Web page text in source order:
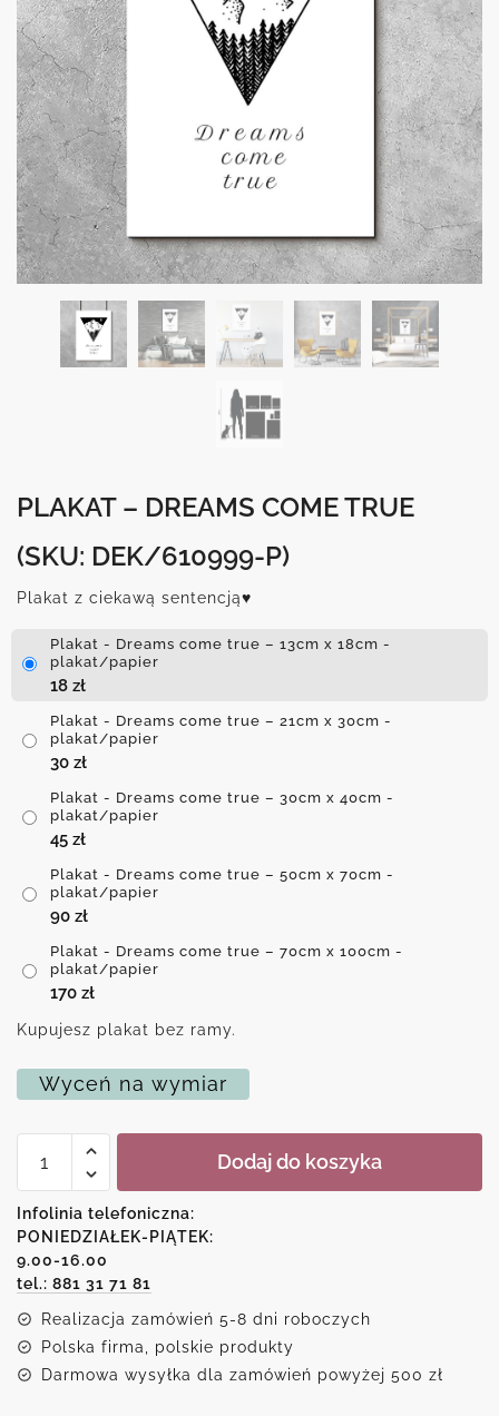
PLAKAT – DREAMS COME TRUE
(SKU: DEK/610999-P)
Plakat z ciekawą sentencją♥
Plakat - Dreams come true – 13cm x 18cm -
plakat/papier
18 zł
Plakat - Dreams come true – 21cm x 30cm -
plakat/papier
30 zł
Plakat - Dreams come true – 30cm x 40cm -
plakat/papier
45 zł
Plakat - Dreams come true – 50cm x 70cm -
plakat/papier
90 zł
Plakat - Dreams come true – 70cm x 100cm -
plakat/papier
170 zł
Kupujesz plakat bez ramy.
Wyceń na wymiar
Plakat
come
true
Dodaj do koszyka
Infolinia telefoniczna:
PONIEDZIAŁEK-PIĄTEK:
9.00-16.00
tel.: 881 31 71 81
Realizacja zamówień 5-8 dni roboczych
Polska firma, polskie produkty
Darmowa wysyłka dla zamówień powyżej 500 zł